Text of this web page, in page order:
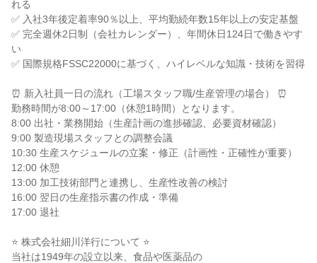
れる
✅ 入社3年後定着率90％以上、平均勤続年数15年以上の安定基盤
✅ 完全週休2日制（会社カレンダー）、年間休日124日で働きやす
い
✅ 国際規格FSSC22000に基づく、ハイレベルな知識・技術を習得
⏰ 新入社員一日の流れ（工場スタッフ職/生産管理の場合） ⏰
勤務時間が8:00～17:00（休憩1時間）となります。
8:00 出社・業務開始（生産計画の進捗確認、必要資材確認）
9:00 製造現場スタッフとの調整会議
10:30 生産スケジュールの立案・修正（計画性・正確性が重要）
12:00 休憩
13:00 加工技術部門と連携し、生産性改善の検討
16:00 翌日の生産指示書の作成・準備
17:00 退社
⭐ 株式会社細川洋行について ⭐
当社は1949年の設立以来、食品や医薬品の